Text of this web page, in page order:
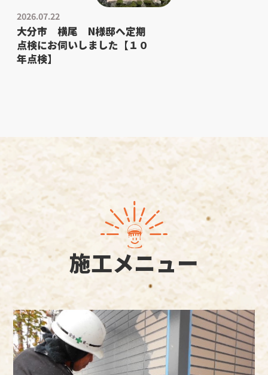
2026.07.22
大分市 横尾 N様邸へ定期
点検にお伺いしました【１０
年点検】
施工メニュー